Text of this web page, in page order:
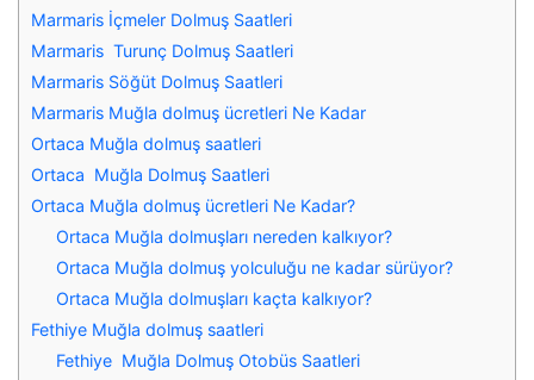
Marmaris İçmeler Dolmuş Saatleri
Marmaris Turunç Dolmuş Saatleri
Marmaris Söğüt Dolmuş Saatleri
Marmaris Muğla dolmuş ücretleri Ne Kadar
Ortaca Muğla dolmuş saatleri
Ortaca Muğla Dolmuş Saatleri
Ortaca Muğla dolmuş ücretleri Ne Kadar?
Ortaca Muğla dolmuşları nereden kalkıyor?
Ortaca Muğla dolmuş yolculuğu ne kadar sürüyor?
Ortaca Muğla dolmuşları kaçta kalkıyor?
Fethiye Muğla dolmuş saatleri
Fethiye Muğla Dolmuş Otobüs Saatleri